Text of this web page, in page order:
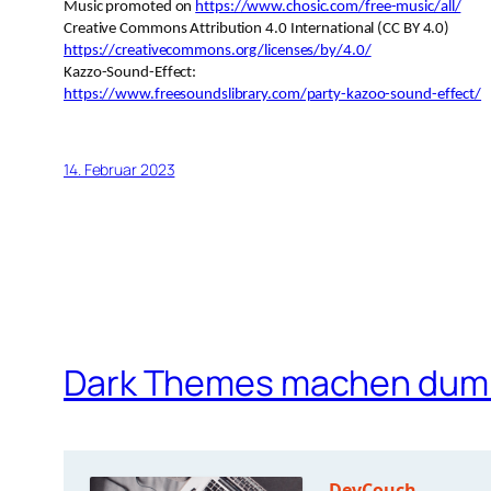
Music promoted on https://www.chosic.com/free-music/all/
Creative Commons Attribution 4.0 International (CC BY 4.0)
https://creativecommons.org/licenses/by/4.0/
Kazzo-Sound-Effect:
https://www.freesoundslibrary.com/party-kazoo-sound-effect/
14. Februar 2023
Dark Themes machen